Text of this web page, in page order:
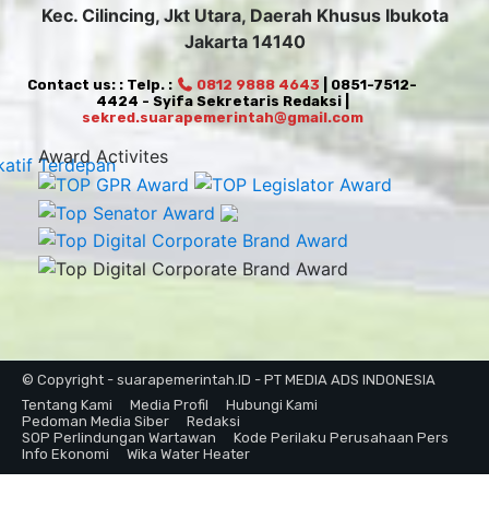
Kec. Cilincing, Jkt Utara, Daerah Khusus Ibukota
Jakarta 14140
Contact us: : Telp. : 0812 9888 4643 | 0851-7512-
4424 - Syifa Sekretaris Redaksi |
sekred.suarapemerintah@gmail.com
Award Activites
© Copyright - suarapemerintah.ID - PT MEDIA ADS INDONESIA
Tentang Kami
Media Profil
Hubungi Kami
Pedoman Media Siber
Redaksi
SOP Perlindungan Wartawan
Kode Perilaku Perusahaan Pers
Info Ekonomi
Wika Water Heater